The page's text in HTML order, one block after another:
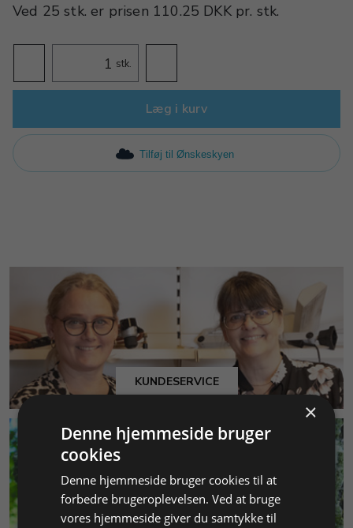
Ved 25 stk. er prisen 110.25 DKKpr. stk.
stk.
Læg i kurv
Tilføj til Ønskeskyen
KUNDESERVICE
×
Denne hjemmeside bruger
cookies
Denne hjemmeside bruger cookies til at
forbedre brugeroplevelsen. Ved at bruge
vores hjemmeside giver du samtykke til